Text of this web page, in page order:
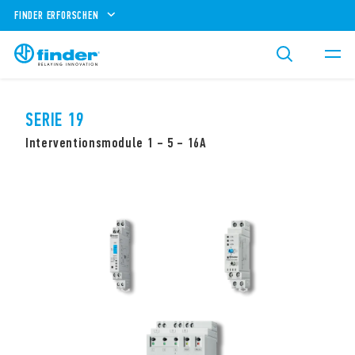
FINDER ERFORSCHEN
SERIE 19
Interventionsmodule 1 – 5 – 16A